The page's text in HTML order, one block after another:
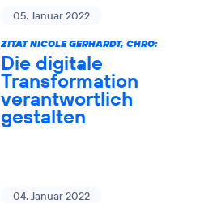
05. Januar 2022
ZITAT NICOLE GERHARDT, CHRO:
Die digitale
Transformation
verantwortlich
gestalten
04. Januar 2022